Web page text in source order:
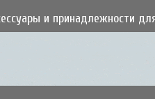
и принадлежности